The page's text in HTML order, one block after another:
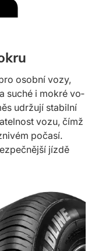
osobní vozy,
suché i mok­ré vo­
udržují stabilní
vozu, čímž
počasí.
jízdě